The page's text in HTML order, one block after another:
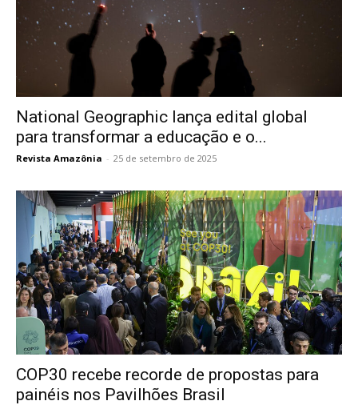
National Geographic lança edital global
para transformar a educação e o...
Revista Amazônia - 25 de setembro de 2025
COP30 recebe recorde de propostas para
painéis nos Pavilhões Brasil